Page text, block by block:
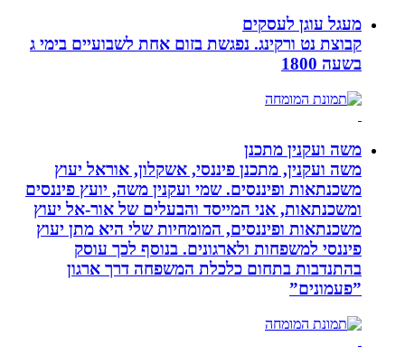
מעגל עוגן לעסקים
קבוצת נט ורקינג. נפגשת בזום אחת לשבועיים בימי ג
בשעה 1800
משה ועקנין מתכנן
משה ועקנין, מתכנן פיננסי, אשקלון, אוראל יעוץ
משכנתאות ופיננסים. שמי ועקנין משה, יועץ פיננסים
ומשכנתאות, אני המייסד והבעלים של אור-אל יעוץ
משכנתאות ופיננסים, המומחיות שלי היא מתן יעוץ
פיננסי למשפחות ולארגונים. בנוסף לכך עוסק
בהתנדבות בתחום כלכלת המשפחה דרך ארגון
”פעמונים”